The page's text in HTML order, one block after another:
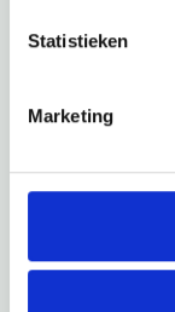
Statistieken
Marketing